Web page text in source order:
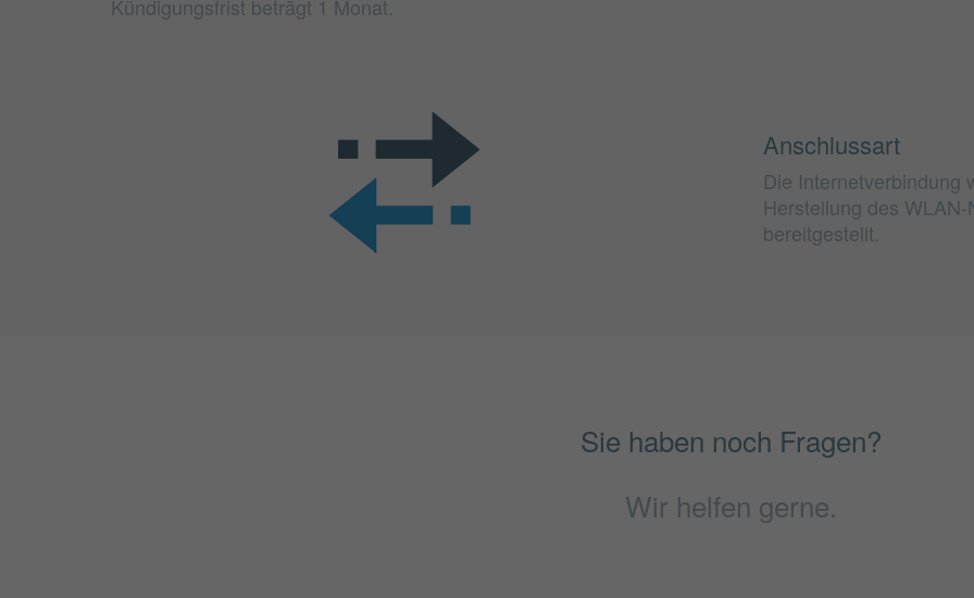
Kündigungsfrist beträgt 1 Monat.
Anschlussart
Die Internetverbindung
Herstellung des
bereitgestellt.
Sie haben noch Fragen?
Wir helfen gerne.